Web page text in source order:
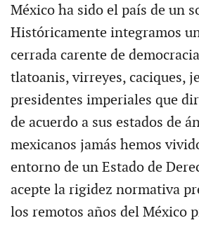
México ha sido el país de un
Históricamente integramos
cerrada carente de
tlatoanis, virreyes, caciques,
presidentes imperiales que
de acuerdo a sus estados de
mexicanos jamás hemos
entorno de un Estado de
acepte la rigidez normativa
los remotos años del México